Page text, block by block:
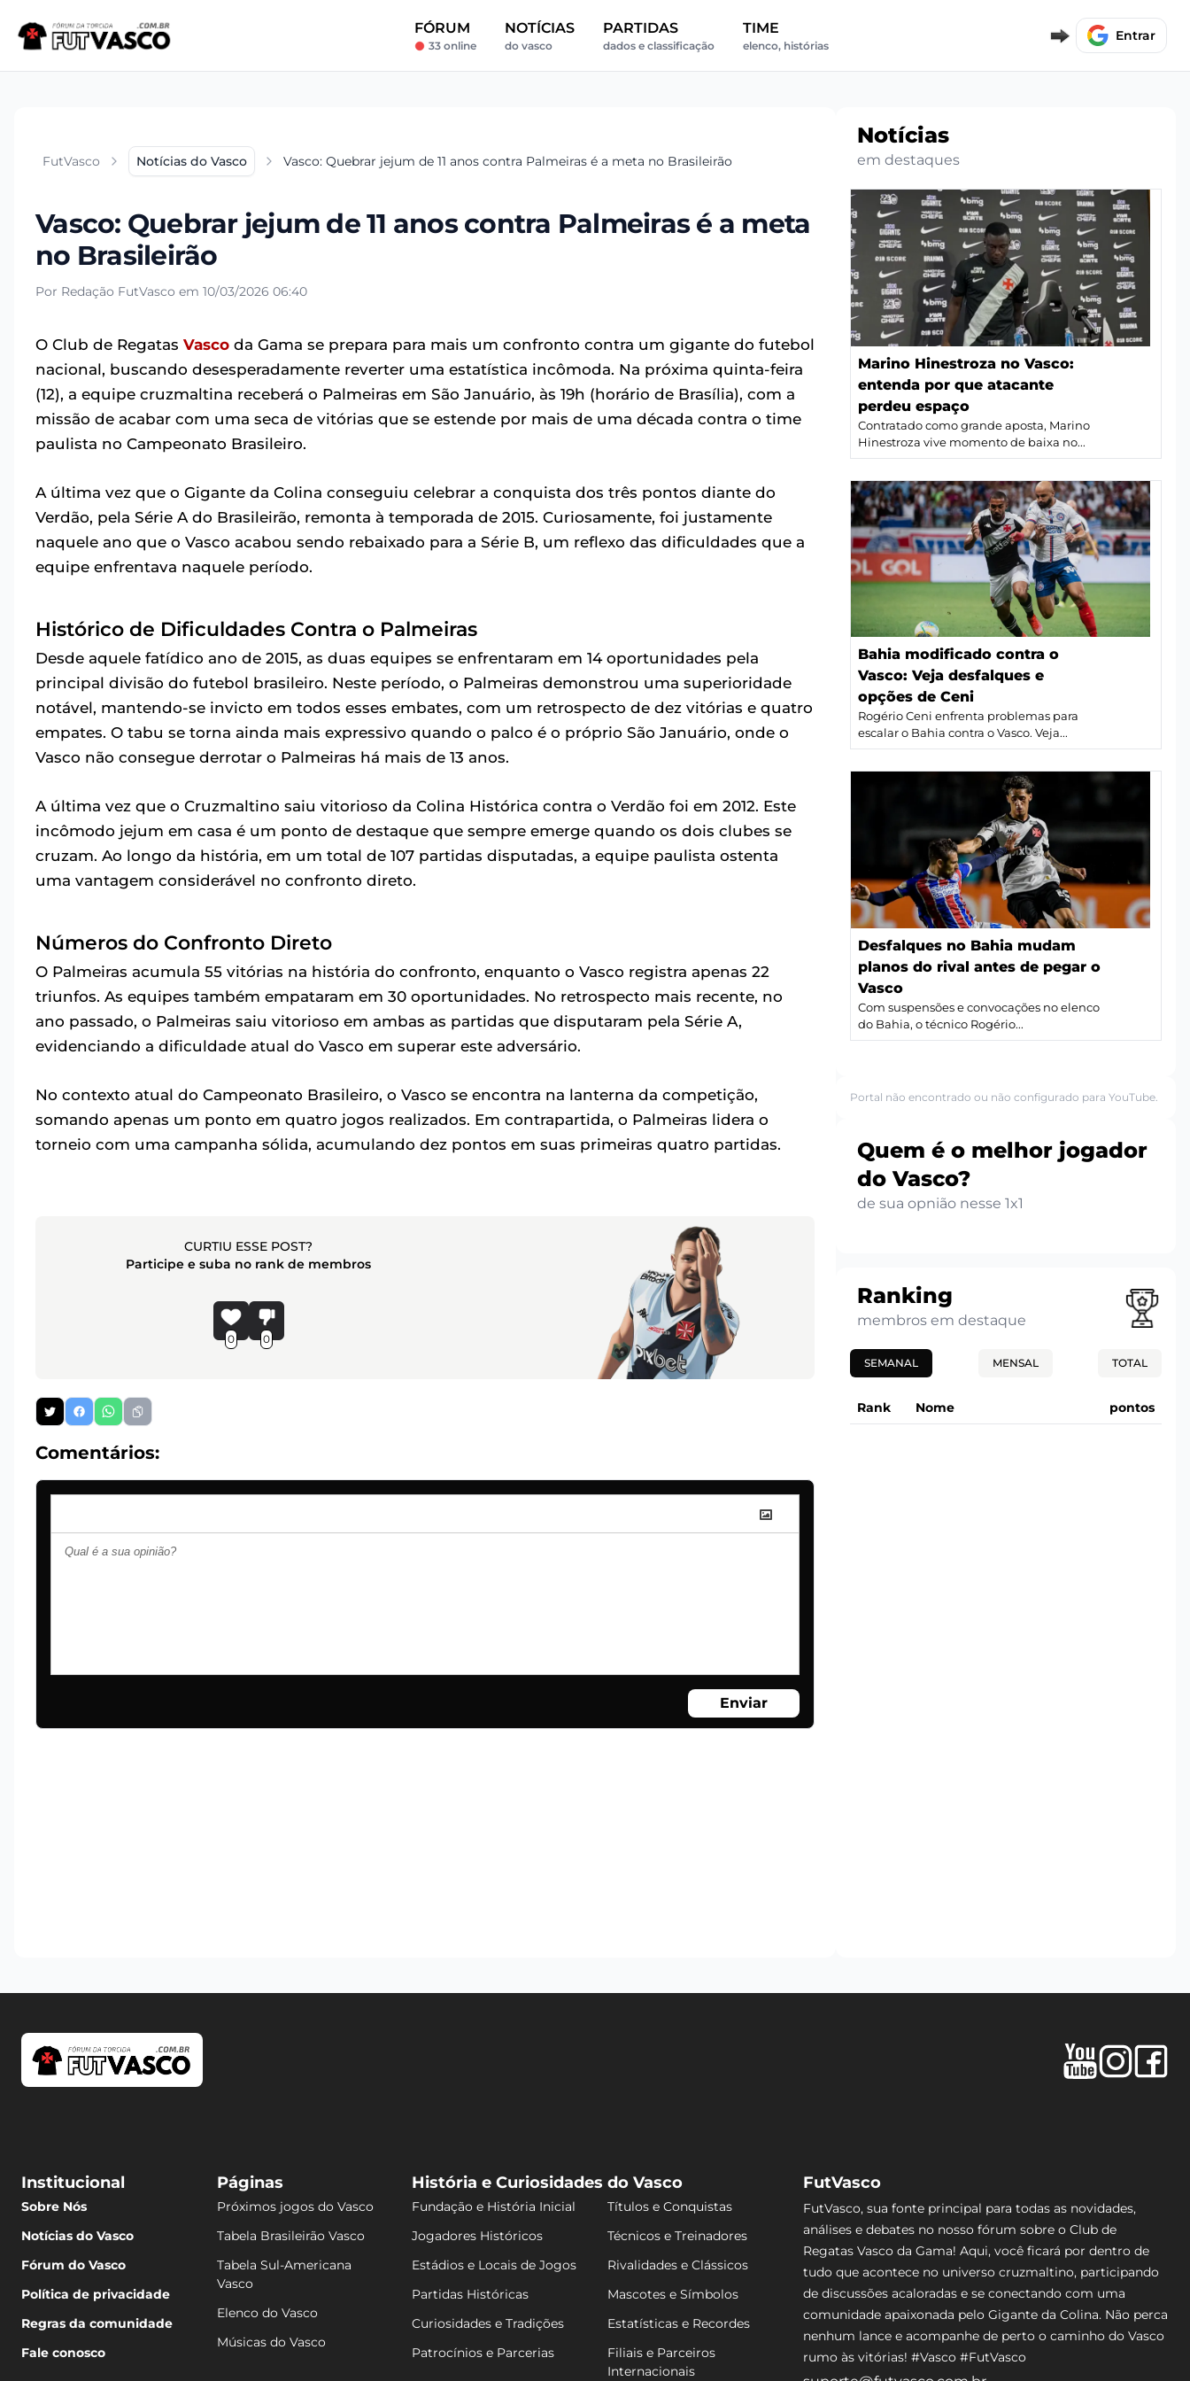
FÓRUM
33 online
NOTÍCIAS
do vasco
PARTIDAS
dados e classificação
TIME
elenco, histórias
Entrar
FutVasco Notícias do Vasco Vasco: Quebrar jejum de 11 anos contra Palmeiras é a meta no Brasileirão
Vasco: Quebrar jejum de 11 anos contra Palmeiras é a meta
no Brasileirão
Por Redação FutVasco em 10/03/2026 06:40
O Club de Regatas Vasco da Gama se prepara para mais um confronto contra um gigante do futebol
nacional, buscando desesperadamente reverter uma estatística incômoda. Na próxima quinta-feira
(12), a equipe cruzmaltina receberá o Palmeiras em São Januário, às 19h (horário de Brasília), com a
missão de acabar com uma seca de vitórias que se estende por mais de uma década contra o time
paulista no Campeonato Brasileiro.
A última vez que o Gigante da Colina conseguiu celebrar a conquista dos três pontos diante do
Verdão, pela Série A do Brasileirão, remonta à temporada de 2015. Curiosamente, foi justamente
naquele ano que o Vasco acabou sendo rebaixado para a Série B, um reflexo das dificuldades que a
equipe enfrentava naquele período.
Histórico de Dificuldades Contra o Palmeiras
Desde aquele fatídico ano de 2015, as duas equipes se enfrentaram em 14 oportunidades pela
principal divisão do futebol brasileiro. Neste período, o Palmeiras demonstrou uma superioridade
notável, mantendo-se invicto em todos esses embates, com um retrospecto de dez vitórias e quatro
empates. O tabu se torna ainda mais expressivo quando o palco é o próprio São Januário, onde o
Vasco não consegue derrotar o Palmeiras há mais de 13 anos.
A última vez que o Cruzmaltino saiu vitorioso da Colina Histórica contra o Verdão foi em 2012. Este
incômodo jejum em casa é um ponto de destaque que sempre emerge quando os dois clubes se
cruzam. Ao longo da história, em um total de 107 partidas disputadas, a equipe paulista ostenta
uma vantagem considerável no confronto direto.
Números do Confronto Direto
O Palmeiras acumula 55 vitórias na história do confronto, enquanto o Vasco registra apenas 22
triunfos. As equipes também empataram em 30 oportunidades. No retrospecto mais recente, no
ano passado, o Palmeiras saiu vitorioso em ambas as partidas que disputaram pela Série A,
evidenciando a dificuldade atual do Vasco em superar este adversário.
No contexto atual do Campeonato Brasileiro, o Vasco se encontra na lanterna da competição,
somando apenas um ponto em quatro jogos realizados. Em contrapartida, o Palmeiras lidera o
torneio com uma campanha sólida, acumulando dez pontos em suas primeiras quatro partidas.
CURTIU ESSE POST?
Participe e suba no rank de membros
0 0
Comentários:
Enviar
Notícias
em destaques
Marino Hinestroza no Vasco:
entenda por que atacante
perdeu espaço
Contratado como grande aposta, Marino
Hinestroza vive momento de baixa no...
Bahia modificado contra o
Vasco: Veja desfalques e
opções de Ceni
Rogério Ceni enfrenta problemas para
escalar o Bahia contra o Vasco. Veja...
Desfalques no Bahia mudam
planos do rival antes de pegar o
Vasco
Com suspensões e convocações no elenco
do Bahia, o técnico Rogério...
Portal não encontrado ou não configurado para YouTube.
Quem é o melhor jogador
do Vasco?
de sua opnião nesse 1x1
Ranking
membros em destaque
SEMANAL MENSAL TOTAL
Rank Nome pontos
Institucional
Sobre Nós
Notícias do Vasco
Fórum do Vasco
Política de privacidade
Regras da comunidade
Fale conosco
Páginas
Próximos jogos do Vasco
Tabela Brasileirão Vasco
Tabela Sul-Americana
Vasco
Elenco do Vasco
Músicas do Vasco
História e Curiosidades do Vasco
Fundação e História Inicial
Títulos e Conquistas
Jogadores Históricos
Técnicos e Treinadores
Estádios e Locais de Jogos
Rivalidades e Clássicos
Partidas Históricas
Mascotes e Símbolos
Curiosidades e Tradições
Estatísticas e Recordes
Patrocínios e Parcerias
Filiais e Parceiros
Internacionais
FutVasco
FutVasco, sua fonte principal para todas as novidades,
análises e debates no nosso fórum sobre o Club de
Regatas Vasco da Gama! Aqui, você ficará por dentro de
tudo que acontece no universo cruzmaltino, participando
de discussões acaloradas e se conectando com uma
comunidade apaixonada pelo Gigante da Colina. Não perca
nenhum lance e acompanhe de perto o caminho do Vasco
rumo às vitórias! #Vasco #FutVasco